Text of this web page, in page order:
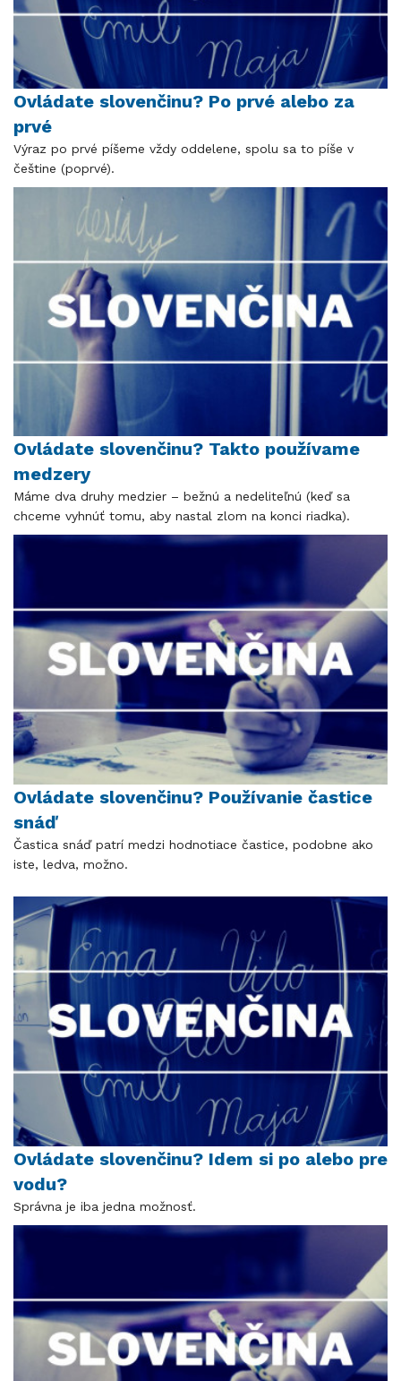
Ovládate slovenčinu? Po prvé alebo za
prvé
Výraz po prvé píšeme vždy oddelene, spolu sa to píše v
češtine (poprvé).
Ovládate slovenčinu? Takto používame
medzery
Máme dva druhy medzier – bežnú a nedeliteľnú (keď sa
chceme vyhnúť tomu, aby nastal zlom na konci riadka).
Ovládate slovenčinu? Používanie častice
snáď
Častica snáď patrí medzi hodnotiace častice, podobne ako
iste, ledva, možno.
Ovládate slovenčinu? Idem si po alebo pre
vodu?
Správna je iba jedna možnosť.